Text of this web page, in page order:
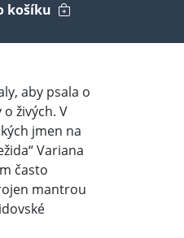
košíku
aby psala o
živých. V
jmen na
Variana
často
mantrou